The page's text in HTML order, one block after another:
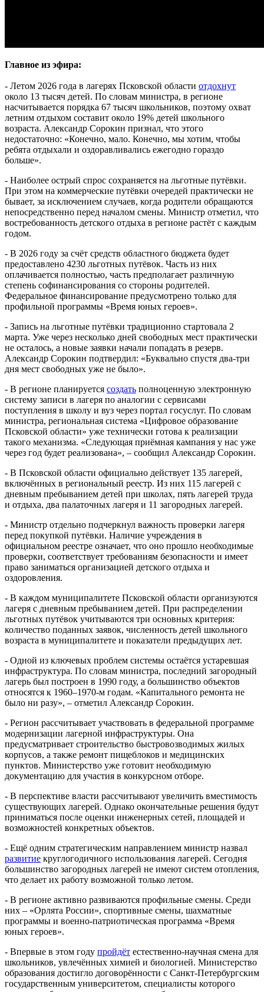
Главное из эфира:
- Летом 2026 года в лагерях Псковской области отдохнут
около 13 тысяч детей. По словам министра, в регионе
насчитывается порядка 67 тысяч школьников, поэтому охват
летним отдыхом составит около 19% детей школьного
возраста. Александр Сорокин признал, что этого
недостаточно: «Конечно, мало. Конечно, мы хотим, чтобы
ребята отдыхали и оздоравливались ежегодно гораздо
больше».
- Наиболее острый спрос сохраняется на льготные путёвки.
При этом на коммерческие путёвки очередей практически не
бывает, за исключением случаев, когда родители обращаются
непосредственно перед началом смены. Министр отметил, что
востребованность детского отдыха в регионе растёт с каждым
годом.
- В 2026 году за счёт средств областного бюджета будет
предоставлено 4230 льготных путёвок. Часть из них
оплачивается полностью, часть предполагает различную
степень софинансирования со стороны родителей.
Федеральное финансирование предусмотрено только для
профильной программы «Время юных героев».
- Запись на льготные путёвки традиционно стартовала 2
марта. Уже через несколько дней свободных мест практически
не осталось, а новые заявки начали попадать в резерв.
Александр Сорокин подтвердил: «Буквально спустя два-три
дня мест свободных уже не было».
- В регионе планируется создать полноценную электронную
систему записи в лагеря по аналогии с сервисами
поступления в школу и вуз через портал госуслуг. По словам
министра, региональная система «Цифровое образование
Псковской области» уже технически готова к реализации
такого механизма. «Следующая приёмная кампания у нас уже
через год будет реализована», – сообщил Александр Сорокин.
- В Псковской области официально действует 135 лагерей,
включённых в региональный реестр. Из них 115 лагерей с
дневным пребыванием детей при школах, пять лагерей труда
и отдыха, два палаточных лагеря и 11 загородных лагерей.
- Министр отдельно подчеркнул важность проверки лагеря
перед покупкой путёвки. Наличие учреждения в
официальном реестре означает, что оно прошло необходимые
проверки, соответствует требованиям безопасности и имеет
право заниматься организацией детского отдыха и
оздоровления.
- В каждом муниципалитете Псковской области организуются
лагеря с дневным пребыванием детей. При распределении
льготных путёвок учитываются три основных критерия:
количество поданных заявок, численность детей школьного
возраста в муниципалитете и показатели предыдущих лет.
- Одной из ключевых проблем системы остаётся устаревшая
инфраструктура. По словам министра, последний загородный
лагерь был построен в 1990 году, а большинство объектов
относятся к 1960–1970-м годам. «Капитального ремонта не
было ни разу», – отметил Александр Сорокин.
- Регион рассчитывает участвовать в федеральной программе
модернизации лагерной инфраструктуры. Она
предусматривает строительство быстровозводимых жилых
корпусов, а также ремонт пищеблоков и медицинских
пунктов. Министерство уже готовит необходимую
документацию для участия в конкурсном отборе.
- В перспективе власти рассчитывают увеличить вместимость
существующих лагерей. Однако окончательные решения будут
приниматься после оценки инженерных сетей, площадей и
возможностей конкретных объектов.
- Ещё одним стратегическим направлением министр назвал
развитие круглогодичного использования лагерей. Сегодня
большинство загородных лагерей не имеют систем отопления,
что делает их работу возможной только летом.
- В регионе активно развиваются профильные смены. Среди
них – «Орлята России», спортивные смены, шахматные
программы и военно-патриотическая программа «Время
юных героев».
- Впервые в этом году пройдёт естественно-научная смена для
школьников, увлечённых химией и биологией. Министерство
образования достигло договорённости с Санкт-Петербургским
государственным университетом, специалисты которого